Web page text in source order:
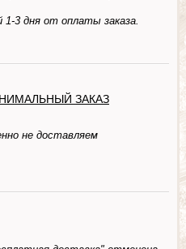
3 дня от оплаты заказа.
ЗАКАЗ
не доставляем